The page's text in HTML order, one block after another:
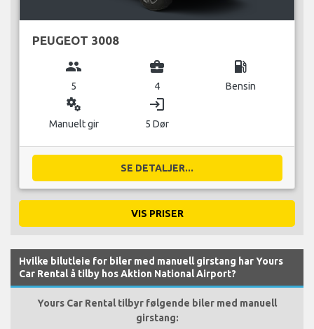
PEUGEOT 3008
group
5
business_center
4
local_gas_station
Bensin
miscellaneous_services
Manuelt gir
login
5 Dør
SE DETALJER...
VIS PRISER
Hvilke bilutleie for biler med manuell girstang har Yours
Car Rental å tilby hos Aktion National Airport?
Yours Car Rental tilbyr følgende biler med manuell
girstang: